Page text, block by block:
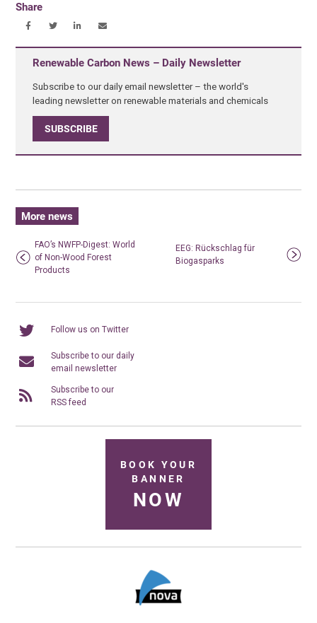
Share
Renewable Carbon News – Daily Newsletter
Subscribe to our daily email newsletter – the world's
leading newsletter on renewable materials and chemicals
SUBSCRIBE
More news
FAO’s NWFP-Digest: World
of Non-Wood Forest
Products
EEG: Rückschlag für
Biogasparks
Follow us on Twitter
Subscribe to our daily
email newsletter
Subscribe to our
RSS feed
BOOK YOUR
BANNER
NOW